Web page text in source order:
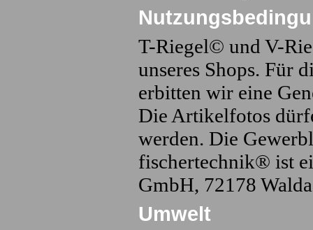
T-Riegel© und V-
unseres Shops. Für
erbitten wir eine
Die Artikelfotos
werden. Die
fischertechnik® ist
GmbH, 72178
Umwelt